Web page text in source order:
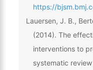
https://
Lauersen, J. B.,
(2014). The
interventions to
systematic